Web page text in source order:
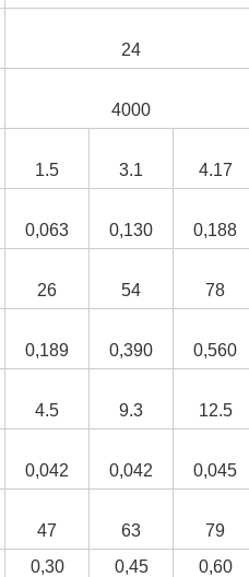
24
4000
1.5 3.1
4.17
0,063 0,130
0,188
26 54
78
0,189 0,390
0,560
4.5 9.3
12.5
0,042 0,042
0,045
47 63
79
0,30 0,45 0,60